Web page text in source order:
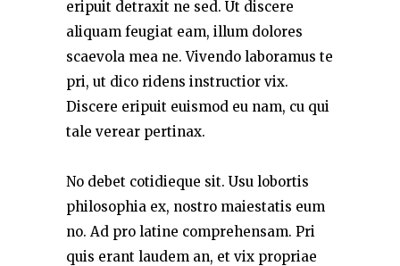
eripuit detraxit ne sed. Ut discere
aliquam feugiat eam, illum dolores
scaevola mea ne. Vivendo laboramus te
pri, ut dico ridens instructior vix.
Discere eripuit euismod eu nam, cu qui
tale verear pertinax.
No debet cotidieque sit. Usu lobortis
philosophia ex, nostro maiestatis eum
no. Ad pro latine comprehensam. Pri
quis erant laudem an, et vix propriae